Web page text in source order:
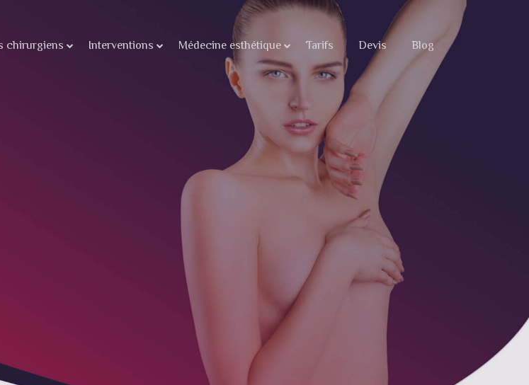
chirurgiens Interventions Médecine esthétique Tarifs Devis Blog